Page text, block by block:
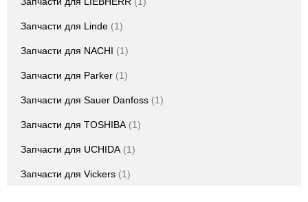
Запчасти для Linde 1
Запчасти для NACHI 1
Запчасти для Parker 1
Запчасти для Sauer Danfoss 1
Запчасти для TOSHIBA 1
Запчасти для UCHIDA 1
Запчасти для Vickers 1